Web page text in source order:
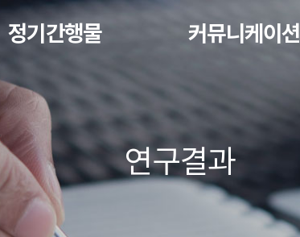
정기간행물 커뮤니케이션
연구결과